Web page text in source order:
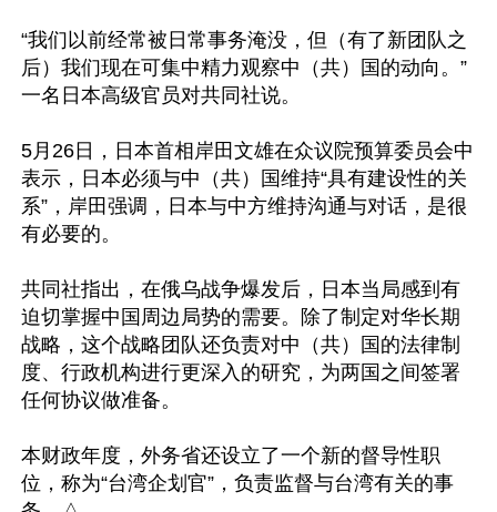
“我们以前经常被日常事务淹没，但（有了新团队之
后）我们现在可集中精力观察中（共）国的动向。”
一名日本高级官员对共同社说。
5月26日，日本首相岸田文雄在众议院预算委员会中
表示，日本必须与中（共）国维持“具有建设性的关
系”，岸田强调，日本与中方维持沟通与对话，是很
有必要的。
共同社指出，在俄乌战争爆发后，日本当局感到有
迫切掌握中国周边局势的需要。除了制定对华长期
战略，这个战略团队还负责对中（共）国的法律制
度、行政机构进行更深入的研究，为两国之间签署
任何协议做准备。
本财政年度，外务省还设立了一个新的督导性职
位，称为“台湾企划官”，负责监督与台湾有关的事